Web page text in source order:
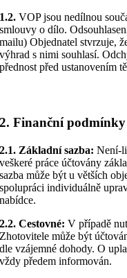
1.2. VOP jsou nedílnou
smlouvy o dílo.
mailu) Objednatel stvrzuje,
výhrad s nimi souhlasí.
přednost před ustanovením
2. Finanční
2.1. Základní sazba: Není-li
veškeré práce účtovány
sazba může být u větších
spolupráci individuálně
nabídce.
2.2. Cestovné: V případě
Zhotovitele může být
dle vzájemné dohody. O
vždy předem informován.